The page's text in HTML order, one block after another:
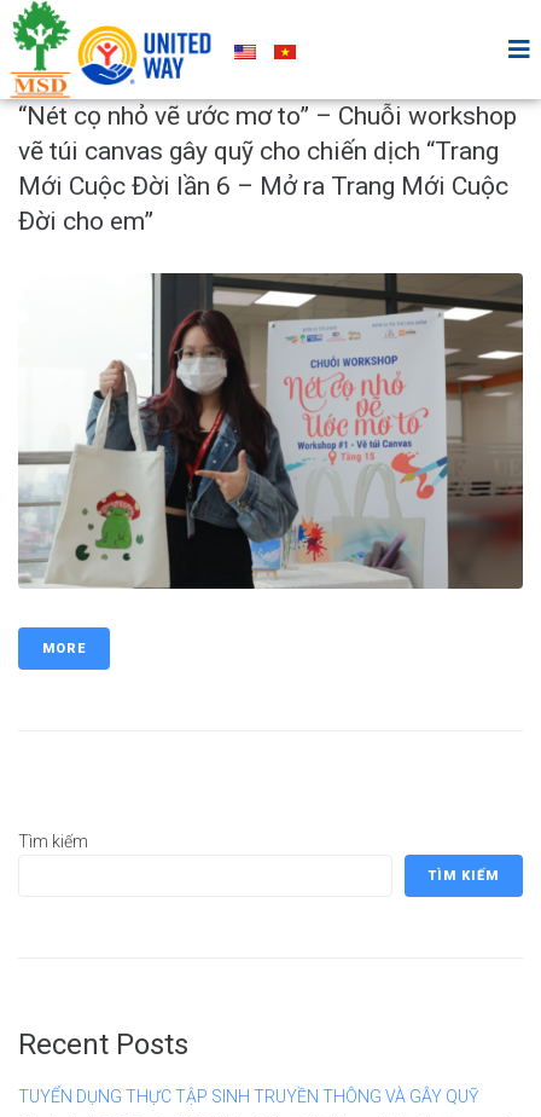
“Nét cọ nhỏ vẽ ước mơ to” – Chuỗi workshop
vẽ túi canvas gây quỹ cho chiến dịch “Trang
Mới Cuộc Đời lần 6 – Mở ra Trang Mới Cuộc
Đời cho em”
MORE
Tìm kiếm
TÌM KIẾM
Recent Posts
TUYỂN DỤNG THỰC TẬP SINH TRUYỀN THÔNG VÀ GÂY QUỸ